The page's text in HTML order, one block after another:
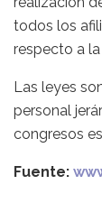
todos los
respecto a la
Las leyes
personal
congresos
Fuente: